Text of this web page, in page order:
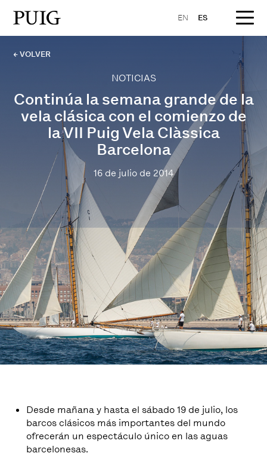
EN ES
← VOLVER
NOTICIAS
Continúa la semana grande de la
vela clásica con el comienzo de
la VII Puig Vela Clàssica
Barcelona
16 de julio de 2014
Desde mañana y hasta el sábado 19 de julio, los
barcos clásicos más importantes del mundo
ofrecerán un espectáculo único en las aguas
barcelonesas.